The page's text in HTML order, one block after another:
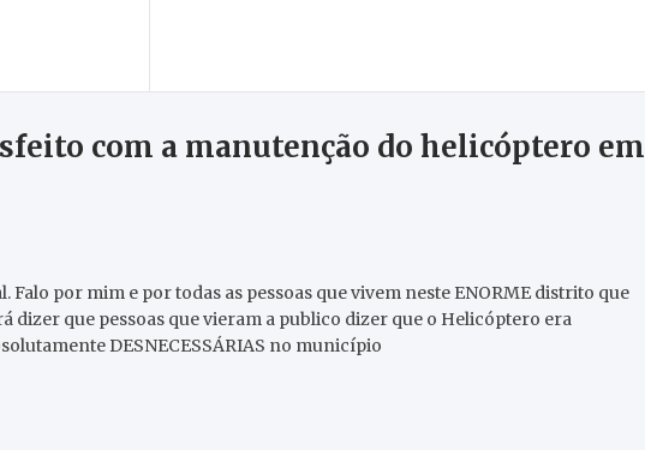
com a manutenção do helicóptero em
Falo por mim e por todas as pessoas que vivem neste ENORME distrito que
dizer que pessoas que vieram a publico dizer que o Helicóptero era
DESNECESSÁRIAS no município